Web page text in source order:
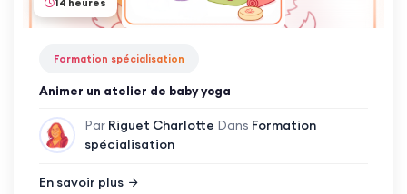
14 heures
Formation spécialisation
Animer un atelier de baby yoga
Par Riguet Charlotte Dans Formation
spécialisation
En savoir plus